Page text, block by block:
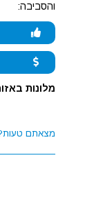
והסביבה:
מלונות
מצאתם